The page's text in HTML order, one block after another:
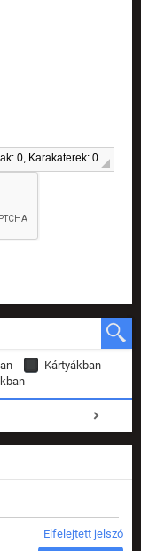
0, Karakaterek: 0
Kártyákban
Elfelejtett jelszó